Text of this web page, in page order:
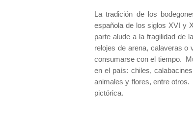
La tradición de los
española de los siglos XVI y
parte alude a la fragilidad de
relojes de arena, calaveras o
consumarse con el tiempo.
en el país: chiles,
animales y flores, entre
pictórica.